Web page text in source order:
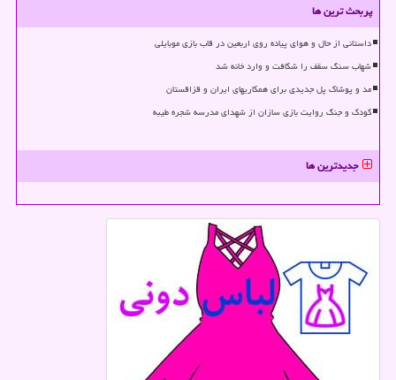
پربحث ترین ها
داستانی از حال و هوای پیاده روی اربعین در قاب بازی موبایلی
شهاب سنگ سقف را شکافت و وارد خانه شد
مد و پوشاک پل جدیدی برای همکاریهای ایران و قزاقستان
کودک و جنگ روایت بازی سازان از شهدای مدرسه شجره طیبه
جدیدترین ها